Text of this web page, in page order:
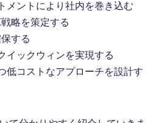
メントにより社内を巻き込む
略を策定する
する
ックウィンを実現する
低コストなアプローチを設計す